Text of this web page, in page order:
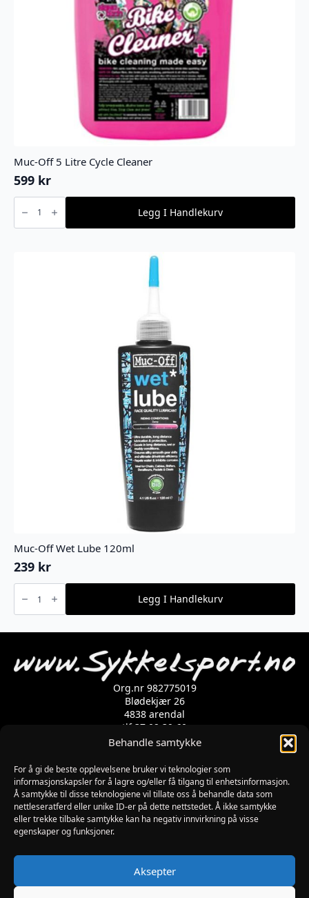
Behandle samtykke
For å gi de beste opplevelsene bruker vi teknologier som
informasjonskapsler for å lagre og/eller få tilgang til enhetsinformasjon.
Å samtykke til disse teknologiene vil tillate oss å behandle data som
nettleseratferd eller unike ID-er på dette nettstedet. Å ikke samtykke
eller trekke tilbake samtykke kan ha negativ innvirkning på visse
egenskaper og funksjoner.
Aksepter
Muc-Off 5 Litre Cycle Cleaner
599 kr
Muc-
Litre
Legg I Handlekurv
Muc-Off Wet Lube 120ml
239 kr
Muc-
Wet
Lube
Legg I Handlekurv
Org.nr 982775019
Blødekjær 26
4838 arendal
tlf 37 02 39 60
Kontaktskjema
Åpningstider
MANDAG-FREDAG: 09:00-17:00
LØRDAG: 10:00-15:00
SØNDAG: STENGT
PÅSKEAFTEN OG PINSEAFTEN : 10:00-13:00
Informasjon
MIN SIDE